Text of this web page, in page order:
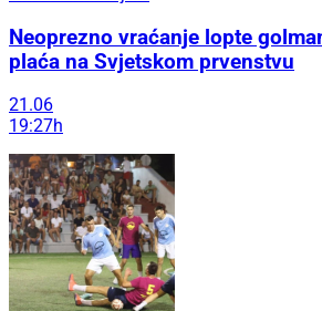
Neoprezno vraćanje lopte
plaća na Svjetskom prvenstvu
21.06
19:27h